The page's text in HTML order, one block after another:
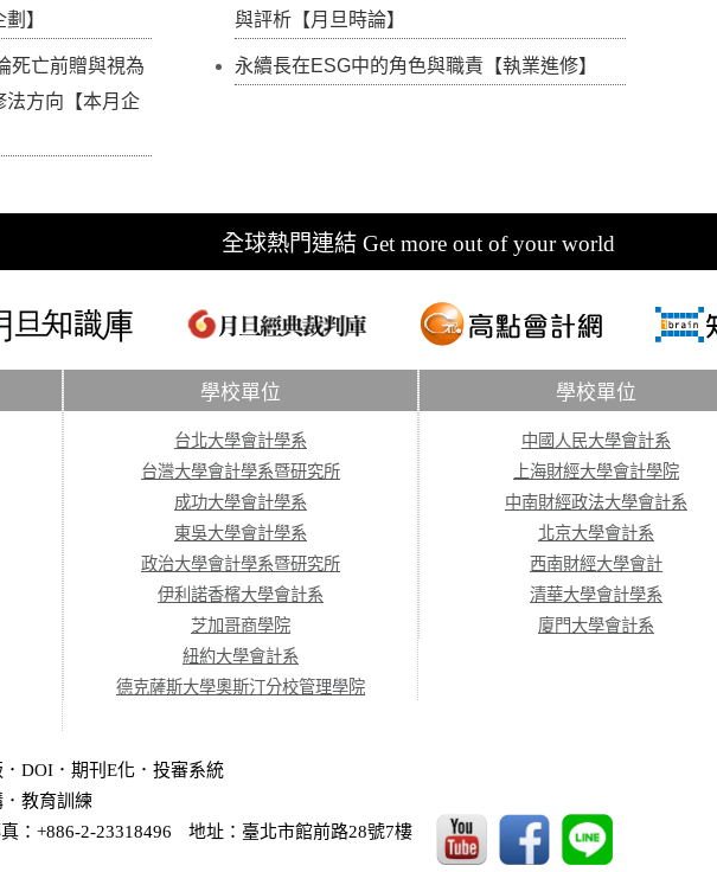
】
亡前贈與視為
法方向【本月企
與評析【月旦時論】
永續長在ESG中的角色與職責【執業進修】
全球熱門連結 Get more out of your world
學校單位
台北大學會計學系
台灣大學會計學系暨研究所
成功大學會計學系
東吳大學會計學系
政治大學會計學系暨研究所
伊利諾香檳大學會計系
芝加哥商學院
紐約大學會計系
德克薩斯大學奧斯汀分校管理學院
學校單位
中國人民大學會計系
上海財經大學會計學院
中南財經政法大學會計系
北京大學會計系
西南財經大學會計
清華大學會計學系
廈門大學會計系
． DOI ． 期刊E化 ． 投審系統
．教育訓練
：+886-2-23318496
地址：臺北市館前路28號7樓